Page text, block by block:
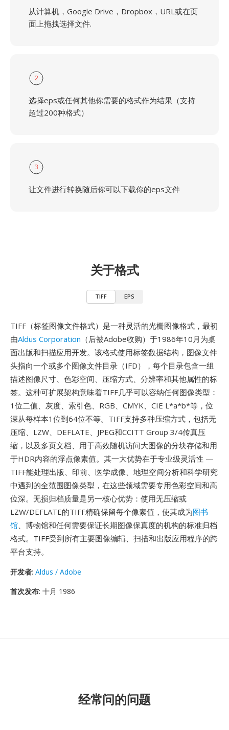
从计算机，Google Drive，Dropbox，URL或在页
面上拖拽选择文件.
2
选择eps或任何其他你需要的格式作为结果（支持
超过200种格式）
3
让文件进行转换随后你可以下载你的eps文件
关于格式
TIFF EPS
TIFF（标签图像文件格式）是一种灵活的光栅图像格式，最初
由Aldus Corporation （后被Adobe收购）于1986年10月为桌
面出版和扫描应用开发。该格式使用标签数据结构，图像文件
头指向一个或多个图像文件目录（IFD），每个目录包含一组
描述图像尺寸、色彩空间、压缩方式、分辨率和其他属性的标
签。这种可扩展架构意味着TIFF几乎可以容纳任何图像类型：
1位二值、灰度、索引色、RGB、CMYK、CIE L*a*b*等，位
深从每样本1位到64位不等。TIFF支持多种压缩方式，包括无
压缩、LZW、DEFLATE、JPEG和CCITT Group 3/4传真压
缩，以及多页文档、用于高效随机访问大图像的分块存储和用
于HDR内容的浮点像素值。其一大优势在于专业级灵活性 —
TIFF能处理出版、印前、医学成像、地理空间分析和科学研究
中遇到的全范围图像类型，在这些领域需要专用色彩空间和高
位深。无损归档质量是另一核心优势：使用无压缩或
LZW/DEFLATE的TIFF精确保留每个像素值，使其成为图书
馆、博物馆和任何需要保证长期图像保真度的机构的标准归档
格式。TIFF受到所有主要图像编辑、扫描和出版应用程序的跨
平台支持。
开发者: Aldus / Adobe
首次发布: 十月 1986
经常问的问题